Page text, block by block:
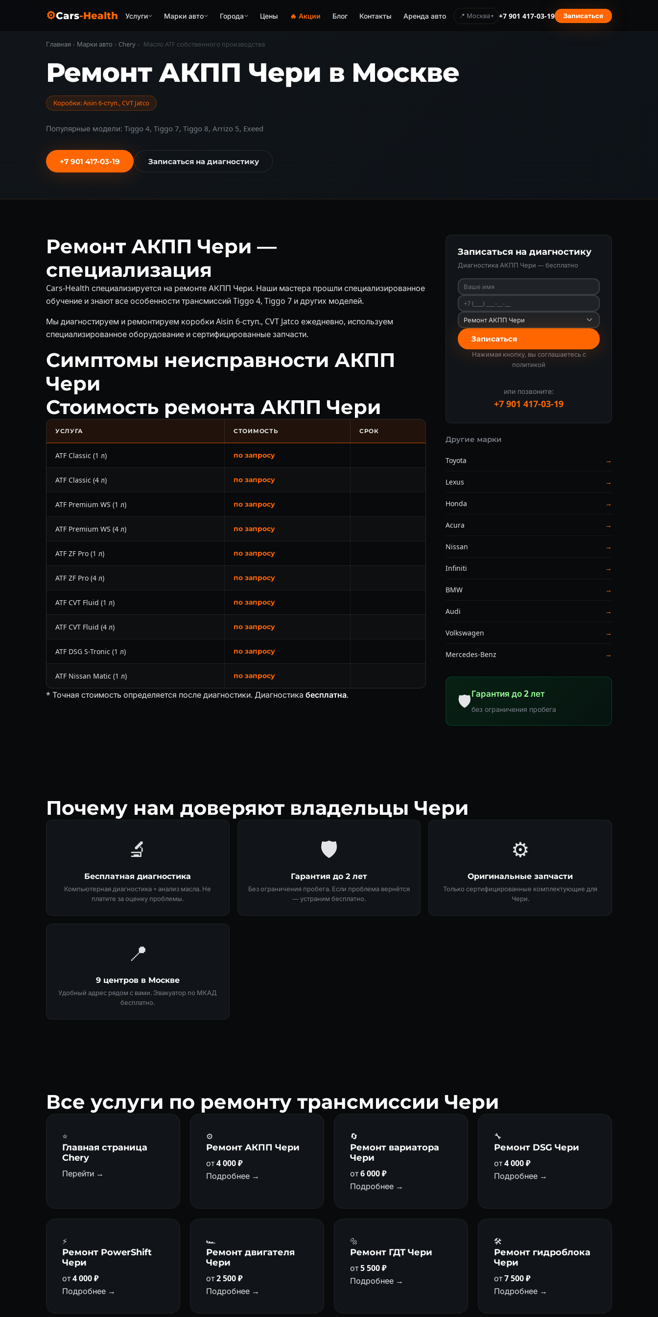
⚙Cars-Health Услуги Марки авто Города Цены 🔥 Акции Блог Контакты Аренда авто 📍 Москва +7 901 417-03-19 Записаться
Главная › Марки авто › Chery › Масло ATF собственного производства
Ремонт АКПП Чери в Москве
Коробки: Aisin 6-ступ., CVT Jatco
Популярные модели: Tiggo 4, Tiggo 7, Tiggo 8, Arrizo 5, Exeed
+7 901 417-03-19 Записаться на диагностику
Ремонт АКПП Чери —
специализация
Cars-Health специализируется на ремонте АКПП Чери. Наши мастера прошли специализированное
обучение и знают все особенности трансмиссий Tiggo 4, Tiggo 7 и других моделей.
Мы диагностируем и ремонтируем коробки Aisin 6-ступ., CVT Jatco ежедневно, используем
специализированное оборудование и сертифицированные запчасти.
Симптомы неисправности АКПП
Чери
Стоимость ремонта АКПП Чери
УСЛУГА СТОИМОСТЬ СРОК
ATF Classic (1 л) по запросу
ATF Classic (4 л) по запросу
ATF Premium WS (1 л) по запросу
ATF Premium WS (4 л) по запросу
ATF ZF Pro (1 л) по запросу
ATF ZF Pro (4 л) по запросу
ATF CVT Fluid (1 л) по запросу
ATF CVT Fluid (4 л) по запросу
ATF DSG S-Tronic (1 л) по запросу
ATF Nissan Matic (1 л) по запросу
* Точная стоимость определяется после диагностики. Диагностика бесплатна.
Записаться на диагностику
Диагностика АКПП Чери — бесплатно
Записаться
Нажимая кнопку, вы соглашаетесь с
политикой
или позвоните:
+7 901 417-03-19
Другие марки
Toyota →
Lexus →
Honda →
Acura →
Nissan →
Infiniti →
BMW →
Audi →
Volkswagen →
Mercedes-Benz →
🛡Гарантия до 2 лет
без ограничения пробега
Почему нам доверяют владельцы Чери
🔬
Бесплатная диагностика
Компьютерная диагностика + анализ масла. Не
платите за оценку проблемы.
🛡
Гарантия до 2 лет
Без ограничения пробега. Если проблема вернётся
— устраним бесплатно.
⚙️
Оригинальные запчасти
Только сертифицированные комплектующие для
Чери.
📍
9 центров в Москве
Удобный адрес рядом с вами. Эвакуатор по МКАД
бесплатно.
Все услуги по ремонту трансмиссии Чери
⭐
Главная страница
Chery
Перейти →
⚙️
Ремонт АКПП Чери
от4 000 ₽
Подробнее →
🔄
Ремонт вариатора
Чери
от6 000 ₽
Подробнее →
🔧
Ремонт DSG Чери
от4 000 ₽
Подробнее →
⚡
Ремонт PowerShift
Чери
от4 000 ₽
Подробнее →
🏎
Ремонт двигателя
Чери
от2 500 ₽
Подробнее →
🔩
Ремонт ГДТ Чери
от5 500 ₽
Подробнее →
🛠️
Ремонт гидроблока
Чери
от7 500 ₽
Подробнее →